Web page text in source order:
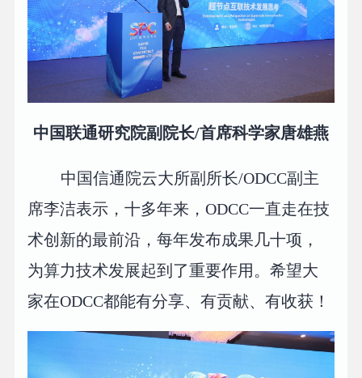
中国联通研究院副院长/首席科学家唐雄燕
中国信通院云大所副所长/ODCC副主
席李洁表示，十多年来，ODCC一直走在技
术创新的最前沿，每年发布成果几十项，
为算力技术发展起到了重要作用。希望大
家在ODCC都能有分享、有贡献、有收获！